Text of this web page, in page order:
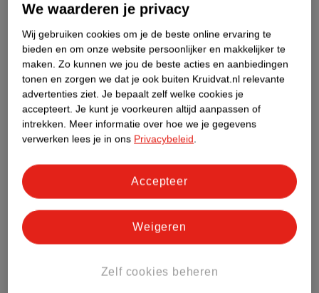
Etiketinformatie
Nature Impact Score
Dit product heeft (nog) geen Nature
Impact Score.
Meer informatie
Bestel & Bezorginformatie
Bekijk ook
Estée Lauder
We waarderen je privacy
Wij gebruiken cookies om je de beste online ervaring te
bieden en om onze website persoonlijker en makkelijker te
maken. Zo kunnen we jou de beste acties en aanbiedingen
tonen en zorgen we dat je ook buiten Kruidvat.nl relevante
advertenties ziet. Je bepaalt zelf welke cookies je
accepteert. Je kunt je voorkeuren altijd aanpassen of
intrekken. Meer informatie over hoe we je gegevens
verwerken lees je in ons Privacybeleid.
Zelf cookies beheren
Weigeren
Accepteer